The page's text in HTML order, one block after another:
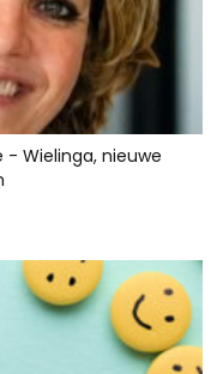
- Wielinga, nieuwe